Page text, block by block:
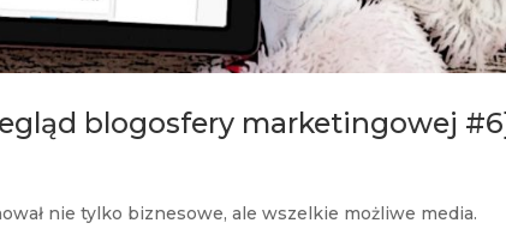
blogosfery marketingowej
nie tylko biznesowe, ale wszelkie możliwe media.